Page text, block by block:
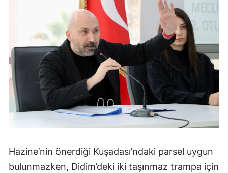
Hazine’nin önerdiği Kuşadası’ndaki parsel uygun
bulunmazken, Didim’deki iki taşınmaz trampa için